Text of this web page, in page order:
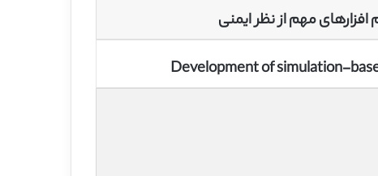
مهم از نظر ایمنی
Development of simulation-